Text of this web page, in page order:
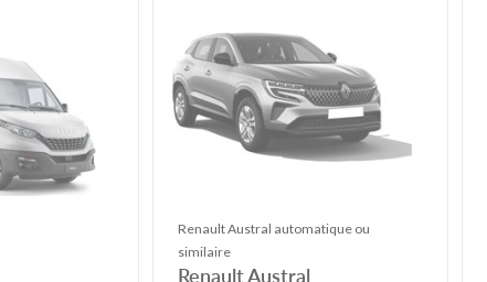
Renault Austral automatique ou
similaire
Renault Austral